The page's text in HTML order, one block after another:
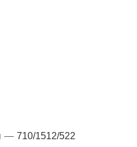
— 710/1512/522